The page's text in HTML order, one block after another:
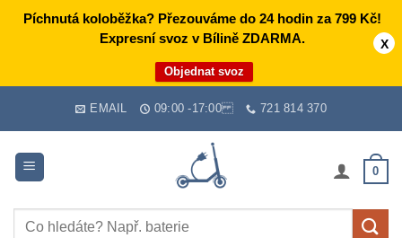
X
Píchnutá koloběžka? Přezouváme do 24 hodin za 799 Kč!
Expresní svoz v Bílině ZDARMA.
Objednat svoz
EMAIL 09:00 -17:00 721 814 370
0
Hledat: